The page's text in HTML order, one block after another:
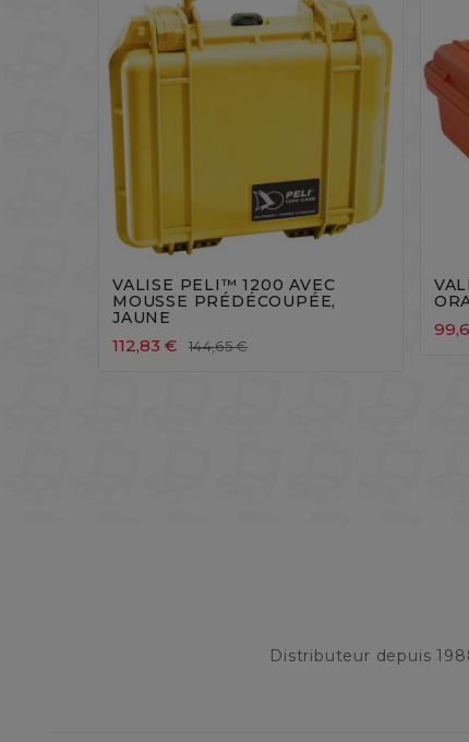
   
VALISE PELI™ 1200 AVEC
MOUSSE PRÉDÉCOUPÉE,
JAUNE
112,83 € 144,65 €
Distributeur depuis